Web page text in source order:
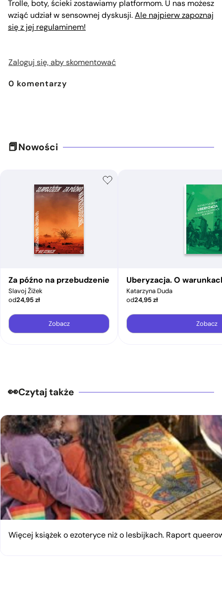
Trolle, boty, ścieki zostawiamy platformom. U nas możesz
wziąć udział w sensownej dyskusji.Ale najpierw zapoznaj
się z jej regulaminem!
Zaloguj się, aby skomentować
0 komentarzy
Nowości
Za późno na przebudzenie
Slavoj Žižek
od24,95zł
Zobacz
Uberyzacja. O
Katarzyna Duda
od24,95zł
Zobacz
Czytaj także
Więcej książek o ezoteryce niż o lesbijkach. Raport